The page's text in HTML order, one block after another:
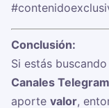
Conclusión:
Si estás
Canales
aporte valor,